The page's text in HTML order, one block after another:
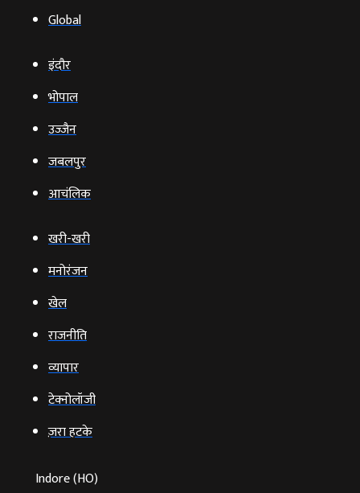
Global
इंदौर
भोपाल
उज्‍जैन
जबलपुर
आचंलिक
खरी-खरी
मनोरंजन
खेल
राजनीति
व्‍यापार
टेक्‍नोलॉजी
ज़रा हटके
Indore (HO)